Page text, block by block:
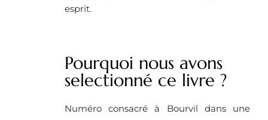
esprit.
Pourquoi nous avons
selectionné ce livre ?
Numéro consacré à Bourvil dans une